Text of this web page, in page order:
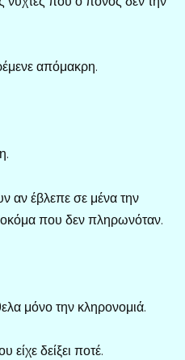
απόμακρη.
αν έβλεπε σε μένα την
που δεν πληρωνόταν.
μόνο την κληρονομιά.
δείξει ποτέ.